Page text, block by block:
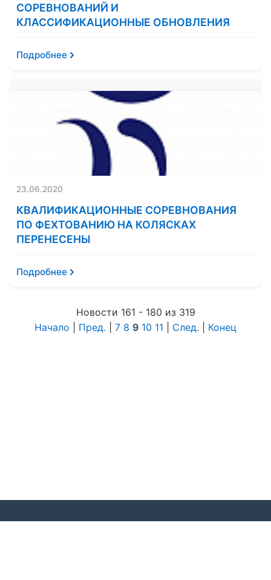
СОРЕВНОВАНИЙ И
КЛАССИФИКАЦИОННЫЕ ОБНОВЛЕНИЯ
Подробнее
23.06.2020
КВАЛИФИКАЦИОННЫЕ СОРЕВНОВАНИЯ
ПО ФЕХТОВАНИЮ НА КОЛЯСКАХ
ПЕРЕНЕСЕНЫ
Подробнее
Новости 161 - 180 из 319
Начало
Пред. 7 8 9 10 11 След. Конец